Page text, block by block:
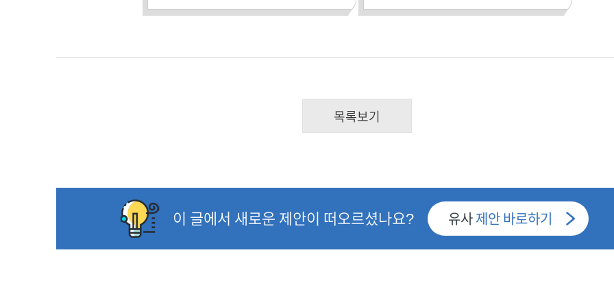
목록보기
이 글에서 새로운 제안이 떠오르셨나요? 유사 제안 바로하기